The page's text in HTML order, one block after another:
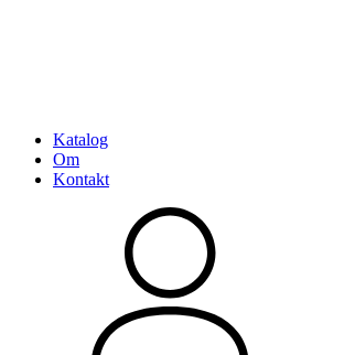
Katalog
Om
Kontakt